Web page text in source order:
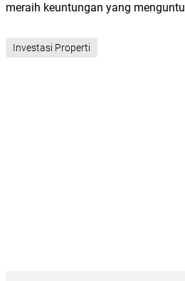
meraih keuntungan yang
Investasi Properti